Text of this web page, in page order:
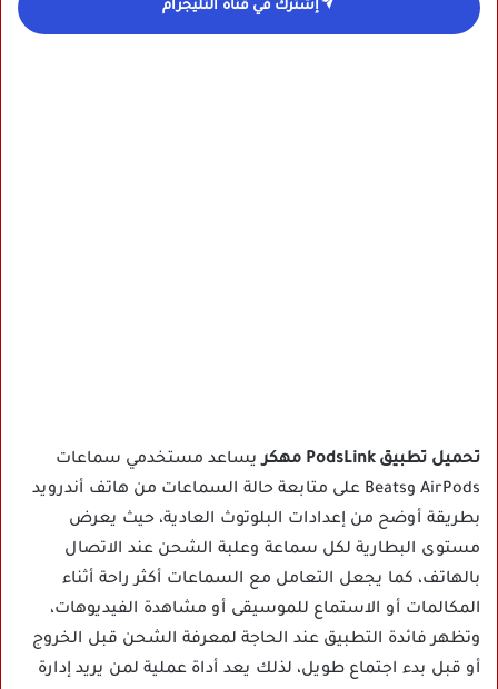
إشترك في قناة التليجرام
تحميل تطبيق PodsLink مهكر
يساعد مستخدمي سماعات
AirPods وBeats على متابعة حالة السماعات من هاتف أندرويد
بطريقة أوضح من إعدادات البلوتوث العادية، حيث يعرض
مستوى البطارية لكل سماعة وعلبة الشحن عند الاتصال
بالهاتف، كما يجعل التعامل مع السماعات أكثر راحة أثناء
المكالمات أو الاستماع للموسيقى أو مشاهدة الفيديوهات،
وتظهر فائدة التطبيق عند الحاجة لمعرفة الشحن قبل الخروج
أو قبل بدء اجتماع طويل، لذلك يعد أداة عملية لمن يريد إدارة